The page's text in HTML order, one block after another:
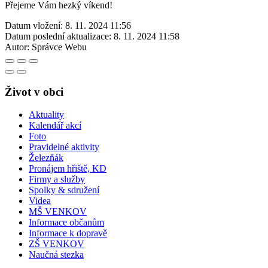
Přejeme Vám hezký víkend!
Datum vložení: 8. 11. 2024 11:56
Datum poslední aktualizace: 8. 11. 2024 11:58
Autor: Správce Webu
Život v obci
Aktuality
Kalendář akcí
Foto
Pravidelné aktivity
Železňák
Pronájem hřiště, KD
Firmy a služby
Spolky & sdružení
Videa
MŠ VENKOV
Informace občanům
Informace k dopravě
ZŠ VENKOV
Naučná stezka